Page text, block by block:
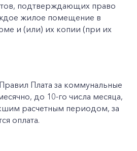
подтверждающих право
жилое помещение в
и (или) их копии (при их
Плата за коммунальные
до 10-го числа месяца,
расчетным периодом, за
оплата.